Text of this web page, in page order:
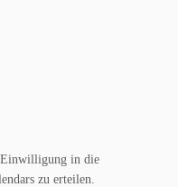
in die
zu erteilen.